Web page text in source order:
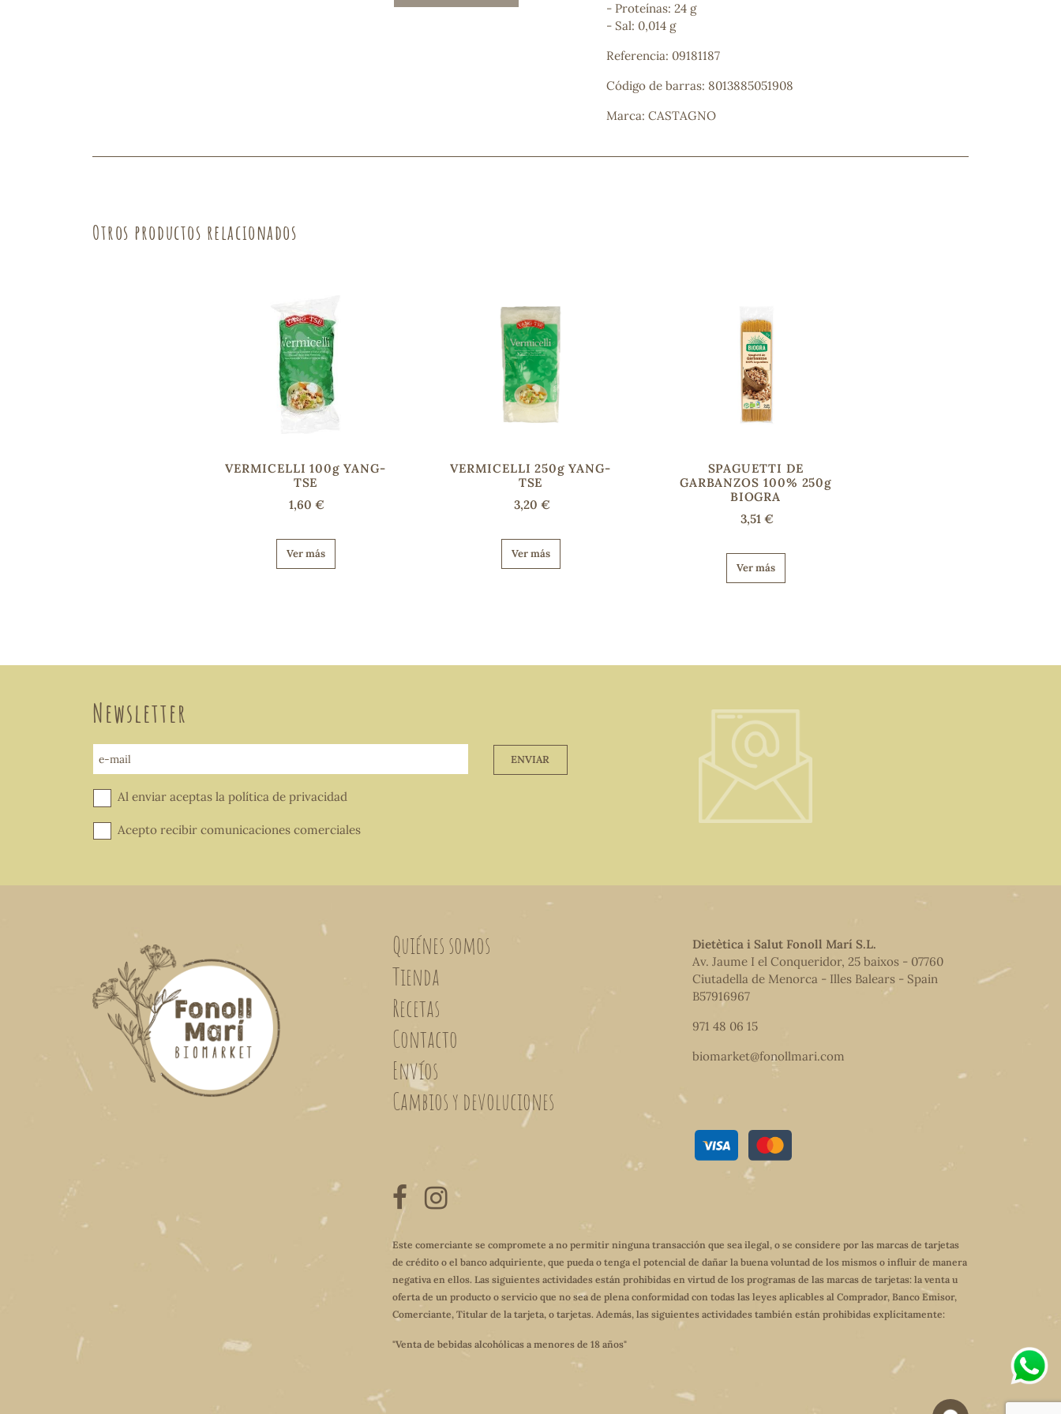
- Proteínas: 24 g
- Sal: 0,014 g
Referencia: 09181187
Código de barras: 8013885051908
Marca: CASTAGNO
Otros productos relacionados
VERMICELLI 100g YANG-
TSE
1,60 €
Ver más
VERMICELLI 250g YANG-
TSE
3,20 €
Ver más
SPAGUETTI DE
GARBANZOS 100% 250g
BIOGRA
3,51 €
Ver más
Newsletter
e-mail ENVIAR
Al enviar aceptas la política de privacidad
Acepto recibir comunicaciones comerciales
Quiénes somos
Tienda
Recetas
Contacto
Envíos
Cambios y devoluciones
Dietètica i Salut Fonoll Marí S.L.
Av. Jaume I el Conqueridor, 25 baixos - 07760
Ciutadella de Menorca - Illes Balears - Spain
B57916967
971 48 06 15
biomarket@fonollmari.com
Este comerciante se compromete a no permitir ninguna transacción que sea ilegal, o se considere por las marcas de tarjetas
de crédito o el banco adquiriente, que pueda o tenga el potencial de dañar la buena voluntad de los mismos o influir de manera
negativa en ellos. Las siguientes actividades están prohibidas en virtud de los programas de las marcas de tarjetas: la venta u
oferta de un producto o servicio que no sea de plena conformidad con todas las leyes aplicables al Comprador, Banco Emisor,
Comerciante, Titular de la tarjeta, o tarjetas. Además, las siguientes actividades también están prohibidas explícitamente:
"Venta de bebidas alcohólicas a menores de 18 años"